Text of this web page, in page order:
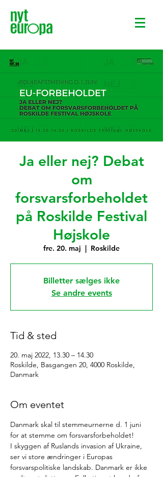
Ja eller nej? Debat
om
forsvarsforbeholdet
på Roskilde Festival
Højskole
fre. 20. maj
  |
Roskilde
Billetter sælges ikke
Se andre events
Tid & sted
20. maj 2022, 13.30 – 14.30
Roskilde, Basgangen 20, 4000 Roskilde,
Danmark
Om eventet
Danmark skal til stemmeurnerne d. 1 juni
for at stemme om forsvarsforbeholdet!
I skyggen af Ruslands invasion af Ukraine,
ser vi store ændringer i Europas
forsvarspolitiske landskab. Danmark er ikke